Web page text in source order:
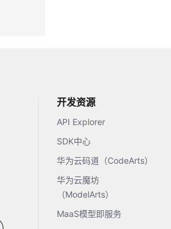
开发资源
API Explorer
SDK中心
华为云码道（CodeArts）
华为云魔坊
（ModelArts）
MaaS模型即服务